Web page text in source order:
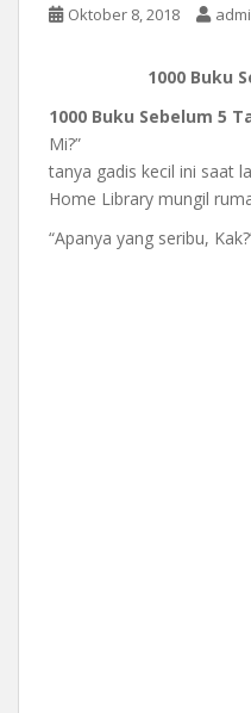
Oktober 8, 2018
1000 Buku
1000 Buku Sebelum 5
Mi?”
tanya gadis kecil ini saat
Home Library mungil
“Apanya yang seribu,